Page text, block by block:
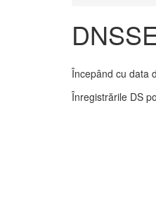
Începând cu data
Înregistrările DS